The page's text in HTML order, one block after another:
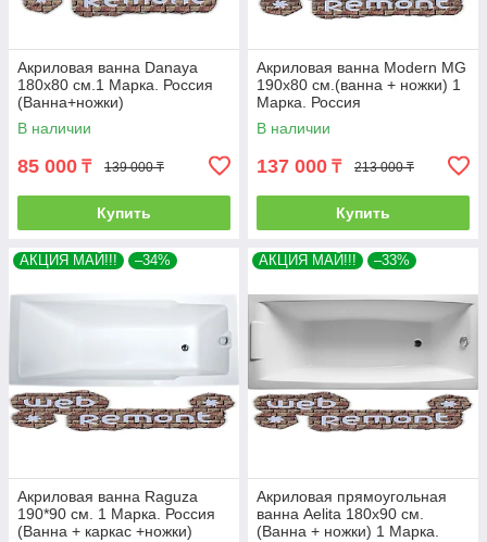
Акриловая ванна Danaya
180x80 см.1 Марка. Россия
(Ванна+ножки)
В наличии
85 000 ₸ 139 000 ₸
Купить
Акриловая ванна Modern MG
190х80 см.(ванна + ножки) 1
Марка. Россия
В наличии
137 000 ₸ 213 000 ₸
Купить
АКЦИЯ МАЙ!!! –34%
Акриловая ванна Raguza
190*90 см. 1 Марка. Россия
(Ванна + каркас +ножки)
АКЦИЯ МАЙ!!! –33%
Акриловая прямоугольная
ванна Aelita 180х90 см.
(Ванна + ножки) 1 Марка.